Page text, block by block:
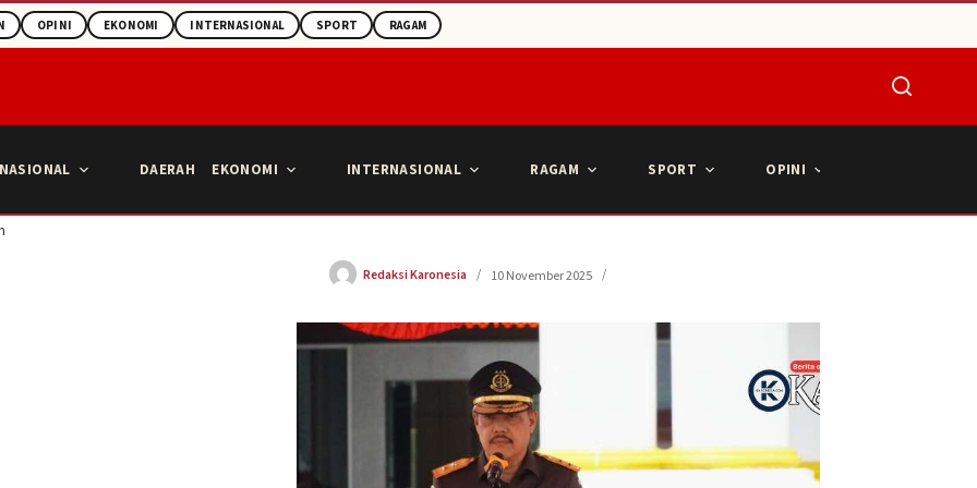
OPINI EKONOMI INTERNASIONAL SPORT RAGAM
NASIONAL DAERAH EKONOMI INTERNASIONAL RAGAM SPORT OPINI
Redaksi Karonesia 10 November 2025